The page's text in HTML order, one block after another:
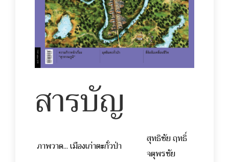
สารบัญ
ภาพวาด... เมืองเก่าตะกั่วป่า
สุทธิชัย ฤทธิ์
จตุพรชัย